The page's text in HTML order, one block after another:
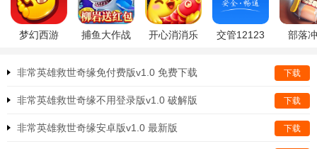
梦幻西游 捕鱼大作战 开心消消乐 交管12123 部落
非常英雄救世奇缘免付费版v1.0 免费下载 下载
非常英雄救世奇缘不用登录版v1.0 破解版 下载
非常英雄救世奇缘安卓版v1.0 最新版 下载